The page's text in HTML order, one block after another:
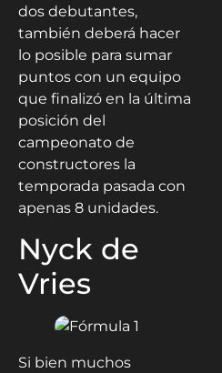
dos debutantes,
también deberá hacer
lo posible para sumar
puntos con un equipo
que finalizó en la última
posición del
campeonato de
constructores la
temporada pasada con
apenas 8 unidades.
Nyck de
Vries
Si bien muchos